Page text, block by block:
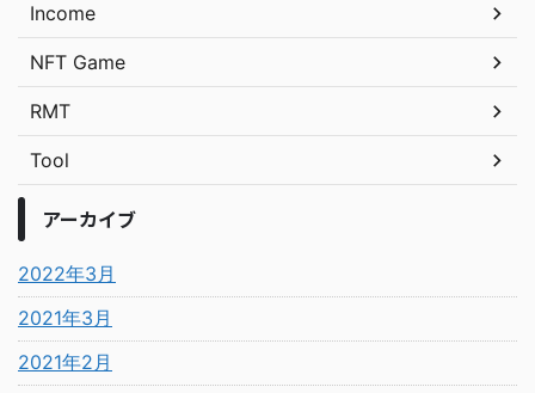
Income
NFT Game
RMT
Tool
アーカイブ
2022年3月
2021年3月
2021年2月